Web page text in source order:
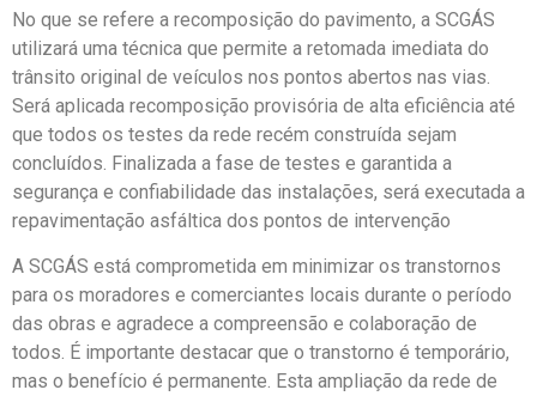
No que se refere a recomposição do pavimento, a SCGÁS
utilizará uma técnica que permite a retomada imediata do
trânsito original de veículos nos pontos abertos nas vias.
Será aplicada recomposição provisória de alta eficiência até
que todos os testes da rede recém construída sejam
concluídos. Finalizada a fase de testes e garantida a
segurança e confiabilidade das instalações, será executada a
repavimentação asfáltica dos pontos de intervenção
A SCGÁS está comprometida em minimizar os transtornos
para os moradores e comerciantes locais durante o período
das obras e agradece a compreensão e colaboração de
todos. É importante destacar que o transtorno é temporário,
mas o benefício é permanente. Esta ampliação da rede de